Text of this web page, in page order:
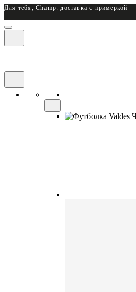
Для тебя, Champ: доставка с примеркой